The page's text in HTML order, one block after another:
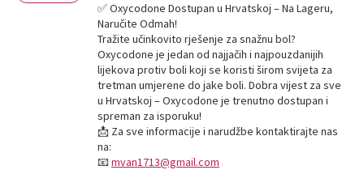
✅ Oxycodone Dostupan u Hrvatskoj – Na Lageru,
Naručite Odmah!
Tražite učinkovito rješenje za snažnu bol?
Oxycodone je jedan od najjačih i najpouzdanijih
lijekova protiv boli koji se koristi širom svijeta za
tretman umjerene do jake boli. Dobra vijest za sve
u Hrvatskoj – Oxycodone je trenutno dostupan i
spreman za isporuku!
📩 Za sve informacije i narudžbe kontaktirajte nas
na:
📧mvan1713@gmail.com